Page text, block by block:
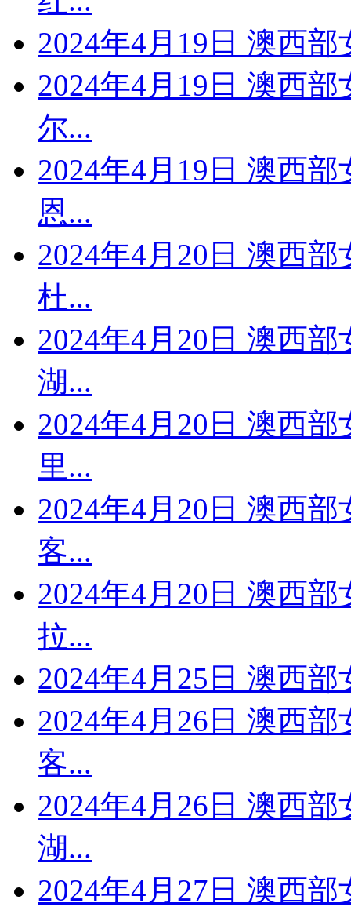
2024年4月19日 澳西
2024年4月19日 澳西
尔...
2024年4月19日 澳西
恩...
2024年4月20日 澳西
杜...
2024年4月20日 澳西
湖...
2024年4月20日 澳西
里...
2024年4月20日 澳西
客...
2024年4月20日 澳西
拉...
2024年4月25日 澳西
2024年4月26日 澳西
客...
2024年4月26日 澳西
湖...
2024年4月27日 澳西